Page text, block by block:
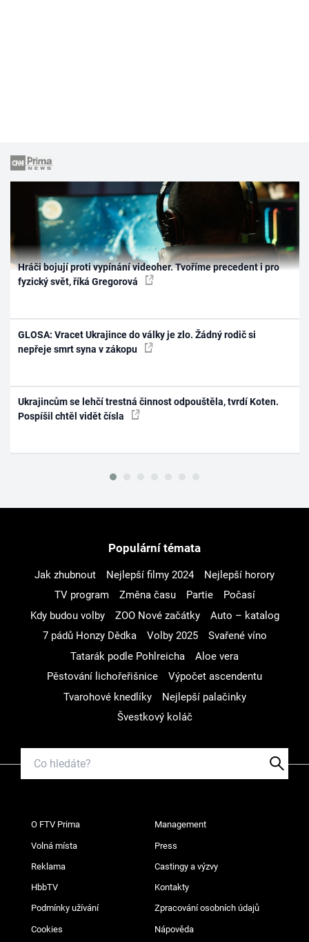
Hráči bojují proti vypínání videoher. Tvoříme precedent i pro
fyzický svět, říká Gregorová
GLOSA: Vracet Ukrajince do války je zlo. Žádný rodič si
nepřeje smrt syna v zákopu
Ukrajincům se lehčí trestná činnost odpouštěla, tvrdí Koten.
Pospíšil chtěl vidět čísla
Populární témata
Jak zhubnout Nejlepší filmy 2024
Nejlepší horory
TV program
Změna času Partie
Počasí
Kdy budou volby
ZOO Nové začátky
Auto – katalog
7 pádů Honzy Dědka
Volby 2025
Svařené víno
Tatarák podle Pohlreicha
Aloe vera
Pěstování lichořeřišnice
Výpočet ascendentu
Tvarohové knedlíky
Nejlepší palačinky
Švestkový koláč
O FTV Prima Management
Volná místa Press
Reklama Castingy a výzvy
HbbTV Kontakty
Podmínky užívání Zpracování osobních údajů
Cookies Nápověda